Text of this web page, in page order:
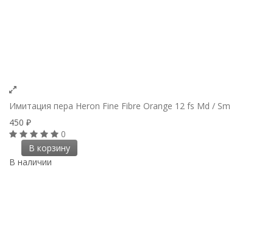
Имитация пера Heron Fine Fibre Orange 12 fs Md / Sm
450 ₽
0
В корзину
В наличии